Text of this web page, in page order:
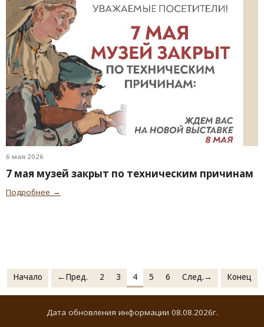
6 мая 2026
7 мая музей закрыт по техническим причинам
Подробнее →
Начало ←Пред. 2 3 4 5 6 След.→ Конец
Дата обновления информации 08.08.2026г.